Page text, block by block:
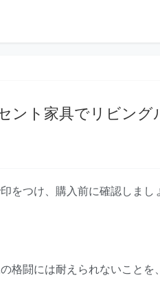
ント家具でリビング
をつけ、購入前に確認しま
格闘には耐えられないこと